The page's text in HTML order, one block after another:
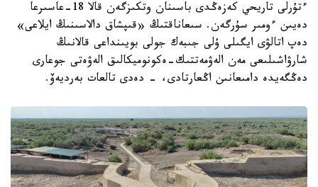
ءتۇرلى تاريحي كەزەڭدى باسىنان وتكىزگەن قالا 18-عاسىرعا
دەيىن ءومىر سۇرگەن. سىعاناقتىڭ «قىپشاق دالاسىنىڭ ايلاعى»
دەپ اتالۋى ايگىلى ۇلى جىبەك جولى بويىنداعى قالانىڭ
شارۋاشىلىعى مەن الەۋمەتتىك-ەكونوميكالىق الەۋەتى جوعارى
دەڭگەيدە دامىعانىن اڭعارتادى، - دەدى تالعات بەرديەۆ.